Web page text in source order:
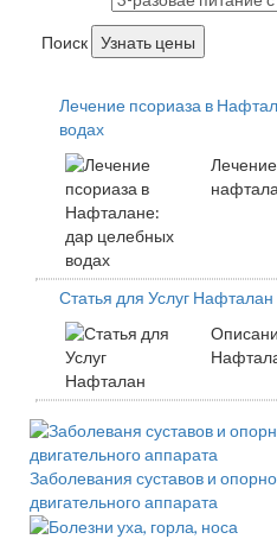
Поиск Узнать цены
Лечение псориаза в
водах
Статья для Услуг Нафталан
Заболевания суставов и
двигательного аппарата